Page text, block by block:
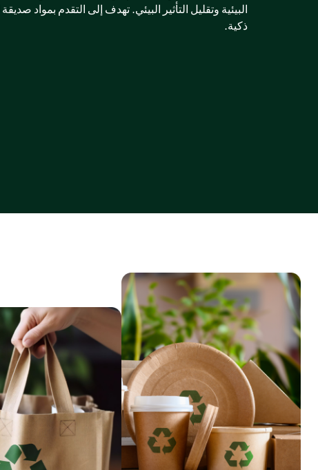
البيئية وتقليل التأثير البيئي. تهدف إلى التقدم بمواد
ذكية.